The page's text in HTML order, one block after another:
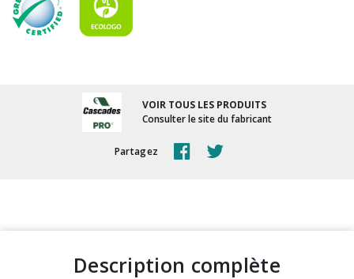
VOIR TOUS LES PRODUITS
Consulter le site du fabricant
Partagez
description complète